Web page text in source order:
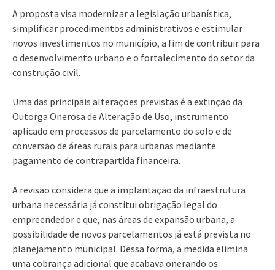
A proposta visa modernizar a legislação urbanística,
simplificar procedimentos administrativos e estimular
novos investimentos no município, a fim de contribuir para
o desenvolvimento urbano e o fortalecimento do setor da
construção civil.
Uma das principais alterações previstas é a extinção da
Outorga Onerosa de Alteração de Uso, instrumento
aplicado em processos de parcelamento do solo e de
conversão de áreas rurais para urbanas mediante
pagamento de contrapartida financeira.
A revisão considera que a implantação da infraestrutura
urbana necessária já constitui obrigação legal do
empreendedor e que, nas áreas de expansão urbana, a
possibilidade de novos parcelamentos já está prevista no
planejamento municipal. Dessa forma, a medida elimina
uma cobrança adicional que acabava onerando os